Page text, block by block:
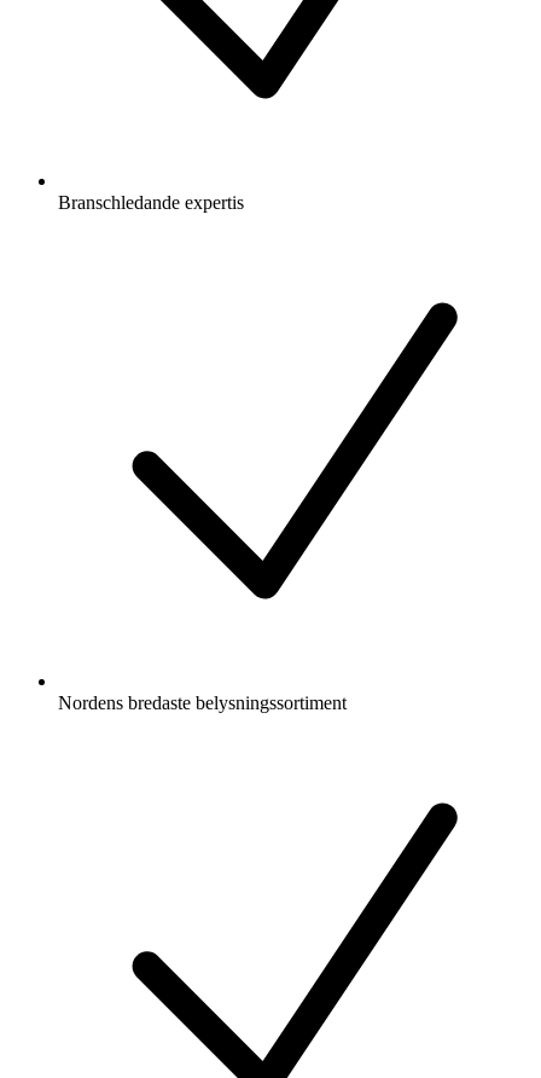
Branschledande expertis
Nordens bredaste belysningssortiment